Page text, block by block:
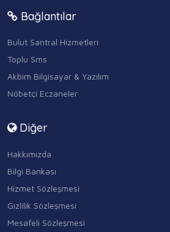
Bağlantılar
Bulut Santral Hizmetleri
Toplu Sms
Akbim Bilgisayar & Yazılım
Nöbetçi Eczaneler
Diğer
Hakkımızda
Bilgi Bankası
Hizmet Sözleşmesi
Gizlilik Sözleşmesi
Mesafeli Sözleşmesi